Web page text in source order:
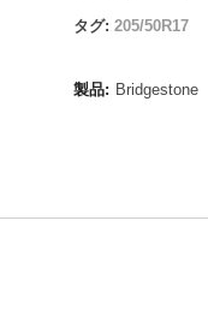
タグ: 205/50R17
製品: Bridgestone